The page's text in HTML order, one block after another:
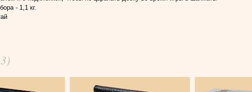
- 1,1 кг.